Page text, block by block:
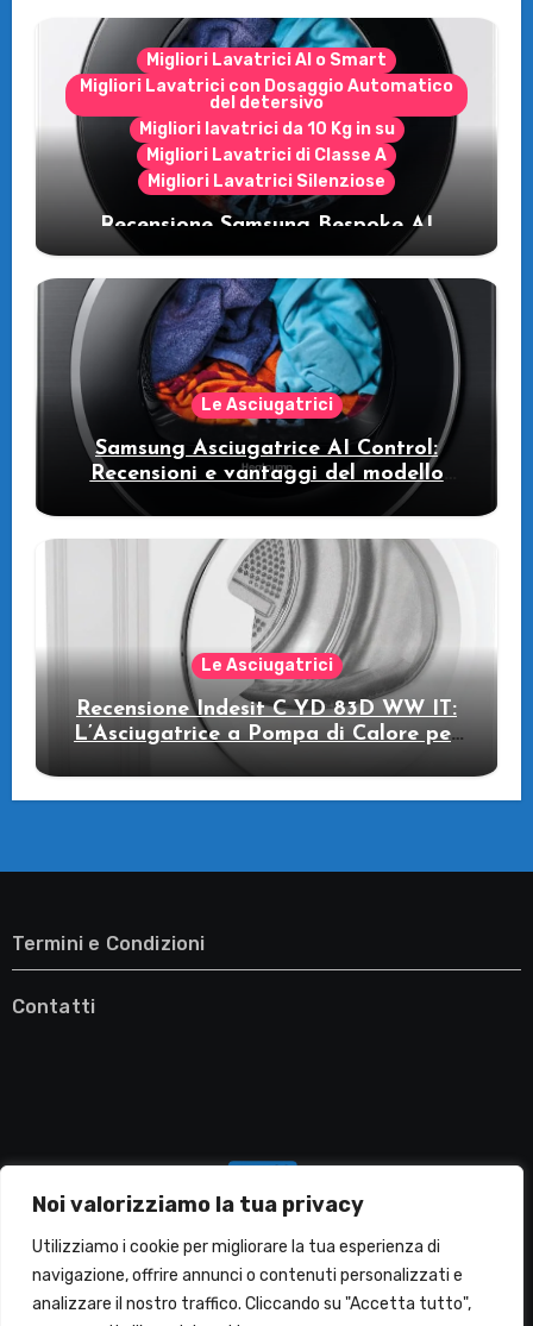
Noi valorizziamo la tua privacy
Utilizziamo i cookie per migliorare la tua esperienza di
navigazione, offrire annunci o contenuti personalizzati e
analizzare il nostro traffico. Cliccando su "Accetta tutto",
Migliori Lavatrici AI o Smart
Migliori Lavatrici con Dosaggio Automatico
del detersivo
Migliori lavatrici da 10 Kg in su
Migliori Lavatrici di Classe A
Migliori Lavatrici Silenziose
Recensione Samsung Bespoke AI
WW11DB7B94GE/U3: la lavatrice
intelligente che fa risparmiare
Le Asciugatrici
Samsung Asciugatrice AI Control:
Recensioni e vantaggi del modello
Le Asciugatrici
Recensione Indesit C YD 83D WW IT:
L’Asciugatrice a Pompa di Calore per
il Tuo Benessere
Termini e Condizioni
Contatti